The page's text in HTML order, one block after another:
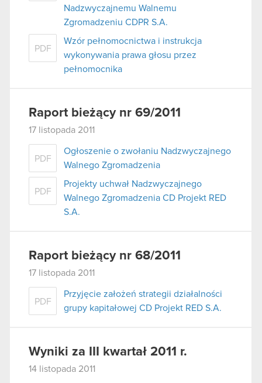
Nadzwyczajnemu Walnemu
Zgromadzeniu CDPR S.A.
PDF
Wzór pełnomocnictwa i instrukcja
wykonywania prawa głosu przez
pełnomocnika
Raport bieżący nr 69/2011
17 listopada 2011
PDF
Ogłoszenie o zwołaniu Nadzwyczajnego
Walnego Zgromadzenia
PDF
Projekty uchwał Nadzwyczajnego
Walnego Zgromadzenia CD Projekt RED
S.A.
Raport bieżący nr 68/2011
17 listopada 2011
PDF
Przyjęcie założeń strategii działalności
grupy kapitałowej CD Projekt RED S.A.
Wyniki za III kwartał 2011 r.
14 listopada 2011